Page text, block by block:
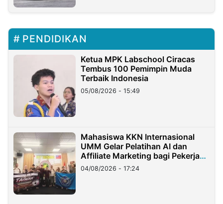
PENDIDIKAN
Ketua MPK Labschool Ciracas
Tembus 100 Pemimpin Muda
Terbaik Indonesia
05/08/2026 - 15:49
Mahasiswa KKN Internasional
UMM Gelar Pelatihan AI dan
Affiliate Marketing bagi Pekerja
Migran Indonesia di Taiwan
04/08/2026 - 17:24